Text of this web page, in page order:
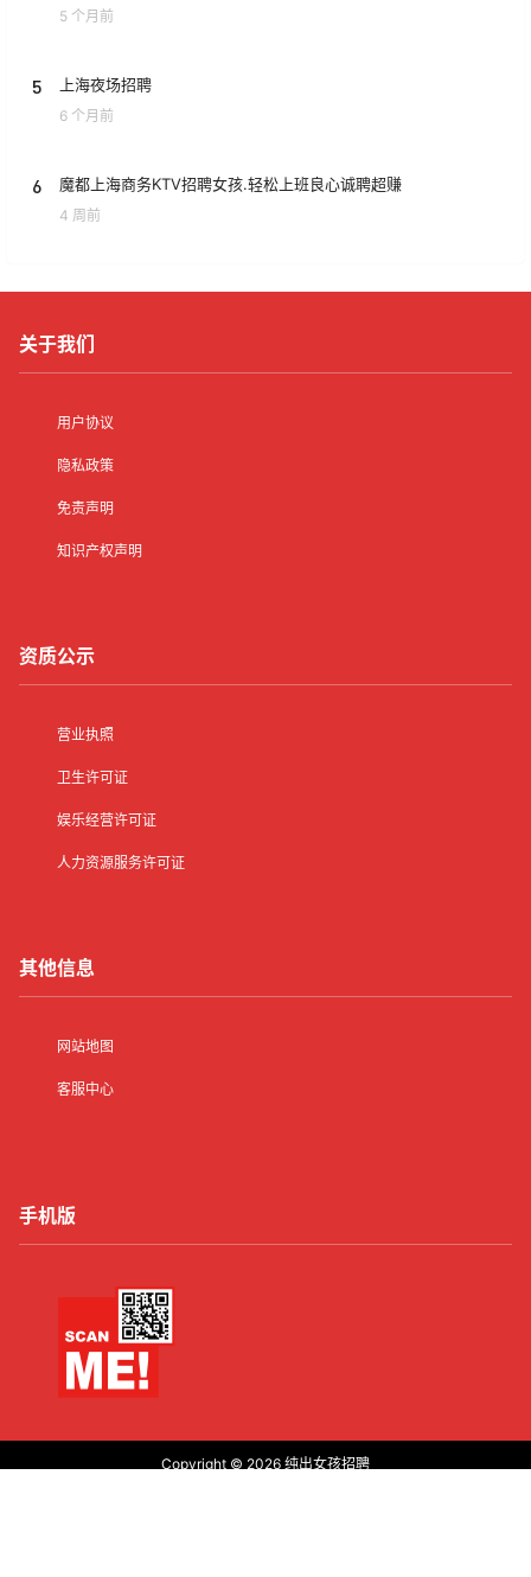
5 个月前
5 上海夜场招聘
6 个月前
6 魔都上海商务KTV招聘女孩.轻松上班良心诚聘超赚
4 周前
关于我们
用户协议
隐私政策
免责声明
知识产权声明
资质公示
营业执照
卫生许可证
娱乐经营许可证
人力资源服务许可证
其他信息
网站地图
客服中心
手机版
Copyright © 2026 纯出女孩招聘